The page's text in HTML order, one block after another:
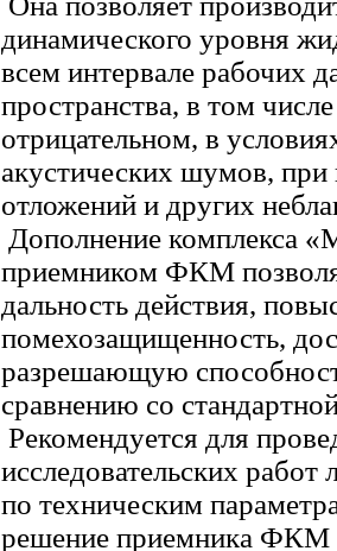
динамического уровня
всем интервале рабочих
пространства, в том
отрицательном, в
акустических шумов,
отложений и других
Дополнение комплекса
приемником ФКМ
дальность действия,
помехозащищенность,
разрешающую
сравнению со
Рекомендуется для
исследовательских
по техническим
решение приемника ФКМ